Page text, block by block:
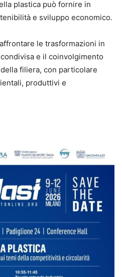
plastica può fornire in
e sviluppo economico.
le trasformazioni in
e il coinvolgimento
filiera, con particolare
produttivi e